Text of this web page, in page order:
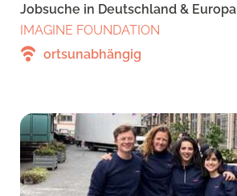
Jobsuche in Deutschland & Europa
IMAGINE FOUNDATION
ortsunabhängig